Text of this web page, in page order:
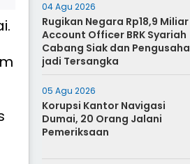
04 Agu 2026
Rugikan Negara Rp18,9 Miliar
Account Officer BRK Syariah
Cabang Siak dan Pengusaha
jadi Tersangka
05 Agu 2026
Korupsi Kantor Navigasi
Dumai, 20 Orang Jalani
Pemeriksaan